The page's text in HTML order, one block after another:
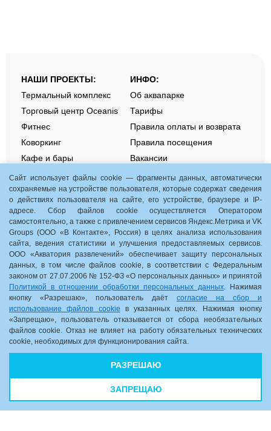
НАШИ ПРОЕКТЫ:
Термальный комплекс
Торговый центр Oceanis
Фитнес
Коворкинг
Кафе и бары
ИНФО:
Об аквапарке
Тарифы
Правила оплаты и возврата
Правила посещения
Вакансии
Контакты
Aquamania. Акции и события
Подарочные сертификаты
Детские дни рождения
Групповые посещения
СОУТ
Нижний Новгород, пр. Гагарина, 35, корп. 1
10:00 - 22:00
Схема комплекса
8 (831) 2-831-831
© 2026 OCEANIS. Все права защищены
конфиденциальности | Согласие на обработку файлов cookie |
Согласие на обработку персональных данных
Сайт использует файлы cookie — фрагменты данных, автоматически
сохраняемые на устройстве пользователя, которые содержат сведения
о действиях пользователя на сайте, его устройстве, браузере и IP-
адресе. Сбор файлов cookie осуществляется Оператором
самостоятельно, а также с привлечением сервисов Яндекс.Метрика и VK
Groups (ООО «В Контакте», Россия) в целях анализа использования
сайта, ведения статистики и улучшения предоставляемых сервисов.
ООО «Акватория развлечений» обеспечивает защиту персональных
данных, в том числе файлов cookie, в соответствии с Федеральным
законом от 27.07.2006 № 152-ФЗ «О персональных данных» и принятой
Политикой в отношении обработки персональных данных. Нажимая
кнопку «Разрешаю», пользователь даёт согласие на сбор и
использование файлов cookie в указанных целях. Нажимая кнопку
«Запрещаю», пользователь отказывается от сбора необязательных
файлов cookie. Отказ не влияет на работу обязательных технических
cookie, необходимых для функционирования сайта.
РАЗРЕШАЮ
ЗАПРЕЩАЮ